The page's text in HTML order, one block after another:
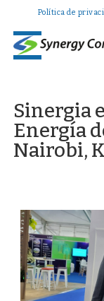
Política de
Sinergia
Energía
Nairobi,